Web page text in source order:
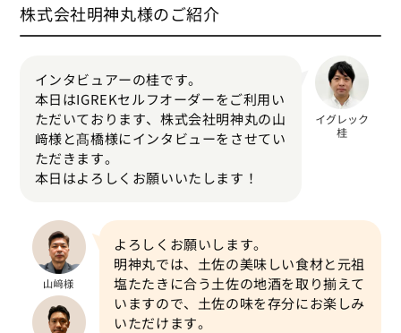
株式会社明神丸様のご紹介
インタビュアーの桂です。
本日はIGREKセルフオーダーをご利用い
ただいております、株式会社明神丸の山
﨑様と髙橋様にインタビューをさせてい
ただきます。
本日はよろしくお願いいたします！
よろしくお願いします。
明神丸では、土佐の美味しい食材と元祖
塩たたきに合う土佐の地酒を取り揃えて
いますので、土佐の味を存分にお楽しみ
いただけます。